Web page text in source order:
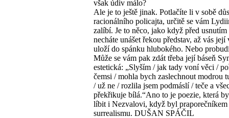
však údiv málo?
Ale je to ještě jinak. Potlačíte li v sobě
racionálního policajta, určitě se vám
zalíbí. Je to něco, jako když před usnutím
necháte unášet řekou představ, až vás její
uloží do spánku hlubokého. Nebo
Může se vám pak zdát třeba její báseň
estetická: „Slyším / jak tady voní věci /
čemsi / mohla bych zaslechnout modrou
/ už ne / rozlila jsem podmáslí / teče a
překřikuje bílá.“Ano to je poezie, která
líbit i Nezvalovi, když byl praporečníkem
surrealismu. DUŠAN SPÁČIL